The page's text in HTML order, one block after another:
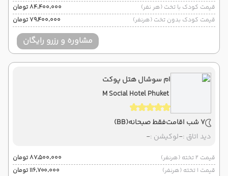
قیمت کودک با تخت (هر نفر)
۸۴٬۴۰۰٬۰۰۰ تومان
قیمت کودک بدون تخت (هرنفر)
۷۹٬۴۰۰٬۰۰۰ تومان
مشاوره و رزرو رایگان
ام سوشال هتل پوکت
M Social Hotel Phuket
7 شب اقامت فقط صبحانه(BB)
دید اتاق :-لوکیشن :-
قیمت 2 تخته (هرنفر)
۸۷٬۵۰۰٬۰۰۰ تومان
قیمت 1 تخته (هرنفر)
۱۱۶٬۷۰۰٬۰۰۰ تومان